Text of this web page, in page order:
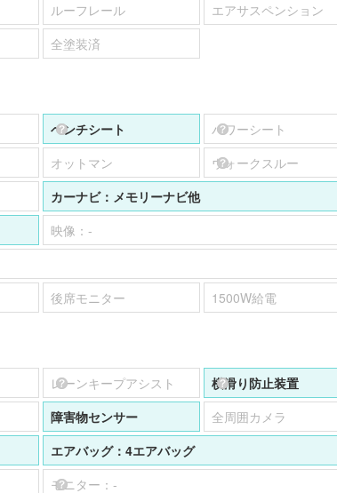
ルーフレール
エアサスペンション
全塗装済
ベンチシート
パワーシート
オットマン
ウォークスルー
カーナビ： メモリーナビ他
映像： -
後席モニター 1500W給電
レーンキープアシスト
横滑り防止装置
障害物センサー
全周囲カメラ
エアバッグ： 4エアバッグ
モニター： -